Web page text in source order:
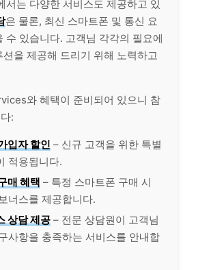
서는 다양한 서비스도 제공하고 있
은 물론, 최신 스마트폰 및 통신 요
수 있습니다. 고객님 각각의 필요에
을 제공해 드리기 위해 노력하고
와 혜택이 준비되어 있으니 참
:
입자 할인 – 신규 고객을 위한 특별
적용됩니다.
매 혜택 – 특정 스마트폰 구매 시
너스를 제공합니다.
상담 제공 – 전문 상담원이 고객님
사항을 충족하는 서비스를 안내합